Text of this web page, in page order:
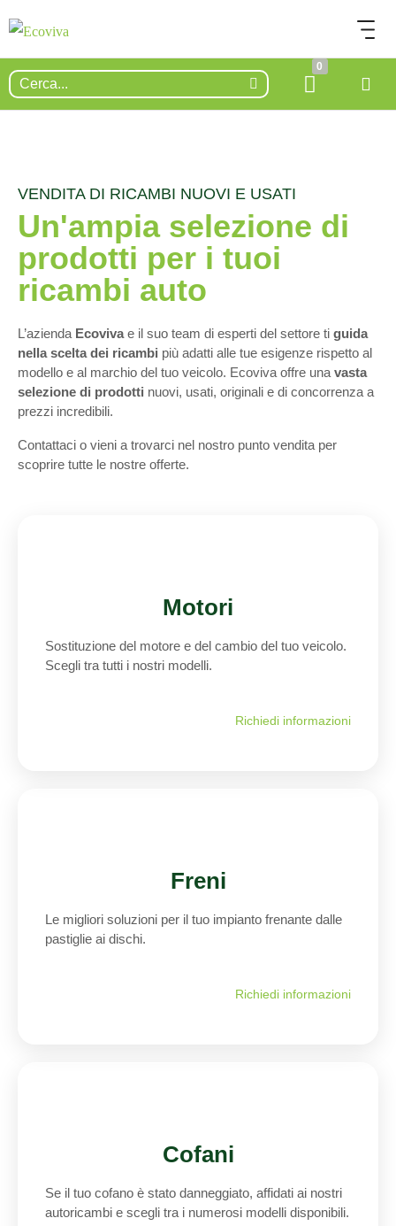
0
VENDITA DI RICAMBI NUOVI E USATI
Un'ampia selezione di
prodotti per i tuoi
ricambi auto
L’azienda Ecovivae il suo team di esperti del settore ti guida
nella scelta dei ricambi più adatti alle tue esigenze rispetto al
modello e al marchio del tuo veicolo. Ecoviva offre una vasta
selezione di prodotti nuovi, usati, originali e di concorrenza a
prezzi incredibili.
Contattaci o vieni a trovarci nel nostro punto vendita per
scoprire tutte le nostre offerte.
Motori
Sostituzione del motore e del cambio del tuo veicolo.
Scegli tra tutti i nostri modelli.
Richiedi informazioni
Freni
Le migliori soluzioni per il tuo impianto frenante dalle
pastiglie ai dischi.
Richiedi informazioni
Cofani
Se il tuo cofano è stato danneggiato, affidati ai nostri
autoricambi e scegli tra i numerosi modelli disponibili.